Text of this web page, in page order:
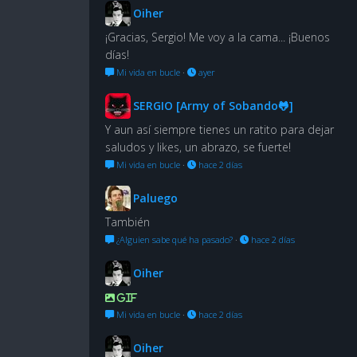
Oiher
¡Gracias, Sergio! Me voy a la cama... ¡Buenos
días!
Mi vida en bucle · ayer
SERGIO [Army of Sobando🐸]
Y aun así siempre tienes un ratito para dejar
saludos y likes, un abrazo, se fuerte!
Mi vida en bucle · hace 2 días
Paluego
También
¿Alguien sabe qué ha pasado? · hace 2 días
Oiher
GIF
Mi vida en bucle · hace 2 días
Oiher